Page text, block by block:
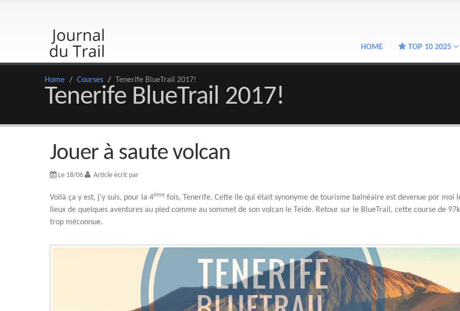
HOME TOP 10 2025
Home / Courses / Tenerife BlueTrail 2017!
Tenerife BlueTrail 2017!
Jouer à saute volcan
Le 18/06 Article écrit par
Voilà ça y est, j'y suis, pour la 4ème fois, Tenerife. Cette île qui était synonyme de tourisme balnéaire est devenue por moi
lieux de quelques aventures au pied comme au sommet de son volcan le Teide. Retour sur le BlueTrail, cette course de
trop méconnue.